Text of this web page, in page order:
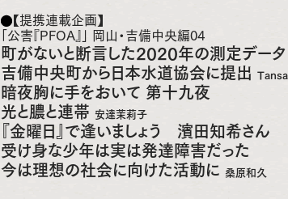
【提携連載企画】
「公害『PFOA』」 岡山・吉備中央編04
町がないと断言した2020年の測定データ
吉備中央町から日本水道協会に提出
暗夜胸に手をおいて 第十九夜
光と膿と連帯 安達茉莉子
『金曜日』で逢いましょう 濱田知希さん
受け身な少年は実は発達障害だった
今は理想の社会に向けた活動に 桑原和久